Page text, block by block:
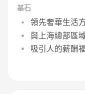
基石
領先奢華生活
與上海總部區
吸引人的薪酬